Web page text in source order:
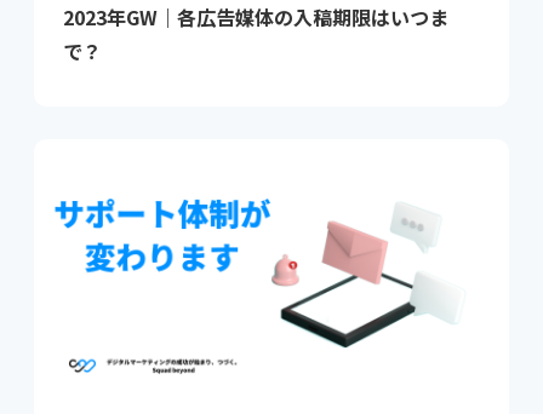
2023年GW｜各広告媒体の入稿期限はいつま
で？